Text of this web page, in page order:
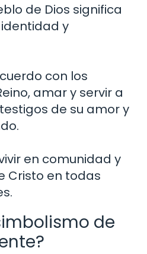
de Dios significa
y
con los
amar y servir a
de su amor y
en comunidad y
Cristo en todas
de